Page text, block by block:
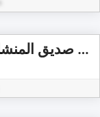
القارئ محمد صديق المنشاوي - رواية حفص عن عاصم - Mohammed Siddiq Al-Minshawi - Rewa